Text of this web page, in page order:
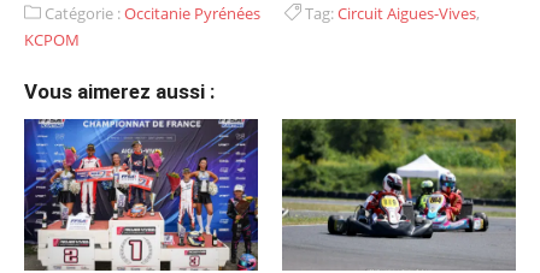
Catégorie :Occitanie Pyrénées Tag:Circuit Aigues-Vives,
KCPOM
Vous aimerez aussi :